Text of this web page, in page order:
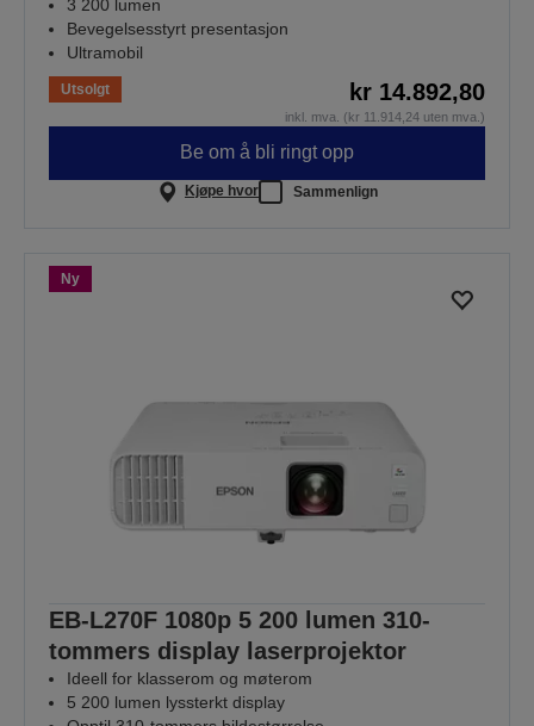
3 200 lumen
Bevegelsesstyrt presentasjon
Ultramobil
Utsolgt kr 14.892,80
inkl. mva. (kr 11.914,24 uten mva.)
Be om å bli ringt opp
Kjøpe hvor Sammenlign
Ny
EB-L270F 1080p 5 200 lumen 310-
tommers display laserprojektor
Ideell for klasserom og møterom
5 200 lumen lyssterkt display